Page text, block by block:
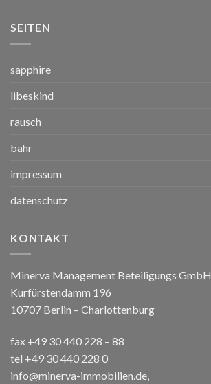
SEITEN
sapphire
libeskind
rausch
bahr
impressum
datenschutz
KONTAKT
Minerva Management Beteiligungs GmbH
Kurfürstendamm 196
10707 Berlin – Charlottenburg
fax +49 30 440 228 – 88
tel +49 30 440 228 0
info@minerva-immobilien.de,